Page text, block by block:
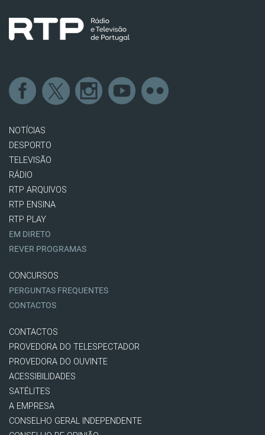
NOTÍCIAS
DESPORTO
TELEVISÃO
RÁDIO
RTP ARQUIVOS
RTP ENSINA
RTP PLAY
EM DIRETO
REVER PROGRAMAS
CONCURSOS
PERGUNTAS FREQUENTES
CONTACTOS
CONTACTOS
PROVEDORA DO TELESPECTADOR
PROVEDORA DO OUVINTE
ACESSIBILIDADES
SATÉLITES
A EMPRESA
CONSELHO GERAL INDEPENDENTE